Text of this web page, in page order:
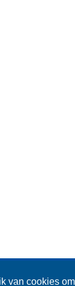
van cookies